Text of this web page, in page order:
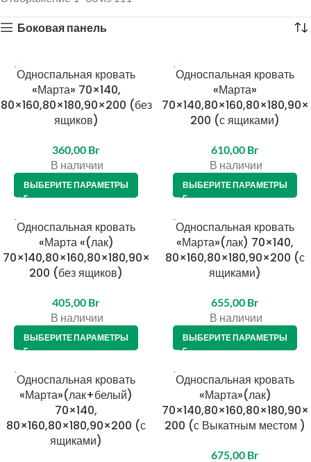
Боковая панель
Односпальная кровать
«Марта» 70×140,
80×160,80×180,90×200 (без
ящиков)
360,00 Br
В наличии
ВЫБЕРИТЕ ПАРАМЕТРЫ
Односпальная кровать
«Марта»
70×140,80×160,80×180,90×
200 (с ящиками)
610,00 Br
В наличии
ВЫБЕРИТЕ ПАРАМЕТРЫ
Односпальная кровать
«Марта «(лак)
70×140,80×160,80×180,90×
200 (без ящиков)
405,00 Br
В наличии
ВЫБЕРИТЕ ПАРАМЕТРЫ
Односпальная кровать
«Марта»(лак) 70×140,
80×160,80×180,90×200 (с
ящиками)
655,00 Br
В наличии
ВЫБЕРИТЕ ПАРАМЕТРЫ
Односпальная кровать
«Марта»(лак+белый)
70×140,
80×160,80×180,90×200 (с
ящиками)
Односпальная кровать
«Марта»(лак)
70×140,80×160,80×180,90×
200 (с Выкатным местом )
675,00 Br